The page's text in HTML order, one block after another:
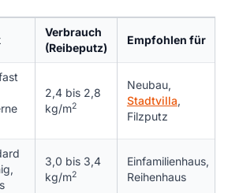
Verbrauch
(Reibeputz)
Empfohlen für
2,4 bis 2,8
kg/m2
Neubau,
Stadtvilla,
Filzputz
3,0 bis 3,4
kg/m2
Einfamilienhaus,
Reihenhaus